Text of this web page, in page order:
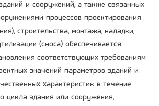
и сооружений, а также связанных
процессов проектирования
строительства, монтажа, наладки,
(сноса) обеспечивается
соответствующих требованиям
значений параметров зданий и
характеристик в течение
цикла здания или сооружения,